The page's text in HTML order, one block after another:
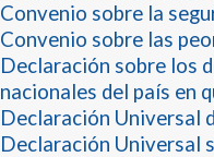
Convenio sobre la
Convenio sobre las
Declaración sobre los
nacionales del país en
Declaración Universal
Declaración Universal